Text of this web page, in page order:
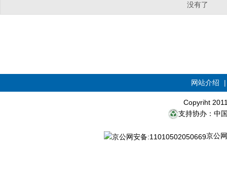
没有了
网站介绍
Copyriht
支持协办：中
京公